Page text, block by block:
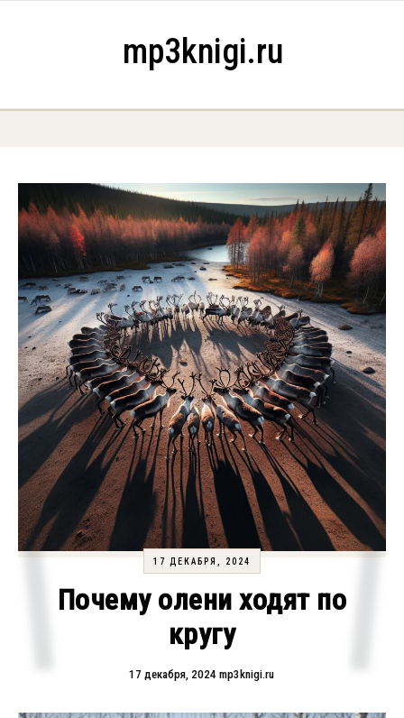
mp3knigi.ru
17 ДЕКАБРЯ, 2024
Почему олени ходят по
кругу
17 декабря, 2024 mp3knigi.ru